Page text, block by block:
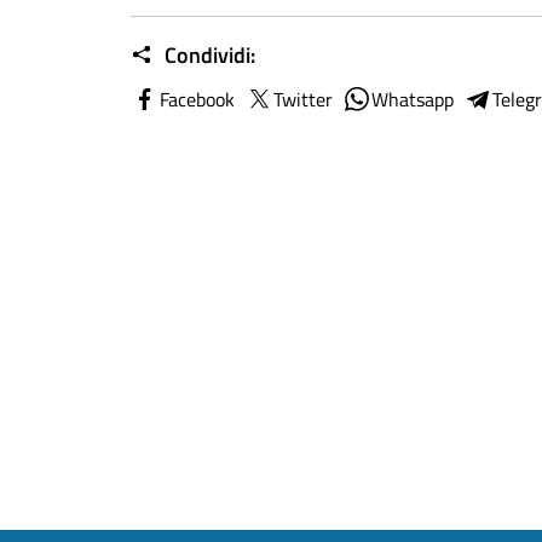
Condividi:
Facebook Twitter Whatsapp